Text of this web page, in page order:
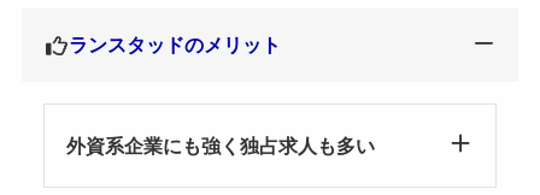
ランスタッドのメリット
外資系企業にも強く独占求人も多い